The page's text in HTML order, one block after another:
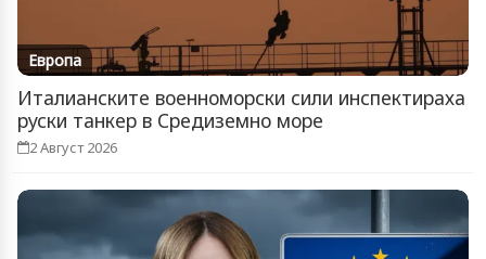
Европа
Италианските военноморски сили инспектираха
руски танкер в Средиземно море
2 Август 2026